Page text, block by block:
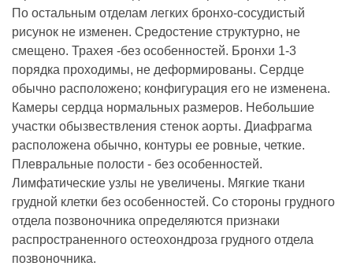
По остальным отделам легких бронхо-сосудистый
рисунок не изменен. Средостение структурно, не
смещено. Трахея -без особенностей. Бронхи 1-3
порядка проходимы, не деформированы. Сердце
обычно расположено; конфигурация его не изменена.
Камеры сердца нормальных размеров. Небольшие
участки обызвествления стенок аорты. Диафрагма
расположена обычно, контуры ее ровные, четкие.
Плевральные полости - без особенностей.
Лимфатические узлы не увеличены. Мягкие ткани
грудной клетки без особенностей. Со стороны грудного
отдела позвоночника определяются признаки
распространенного остеохондроза грудного отдела
позвоночника.